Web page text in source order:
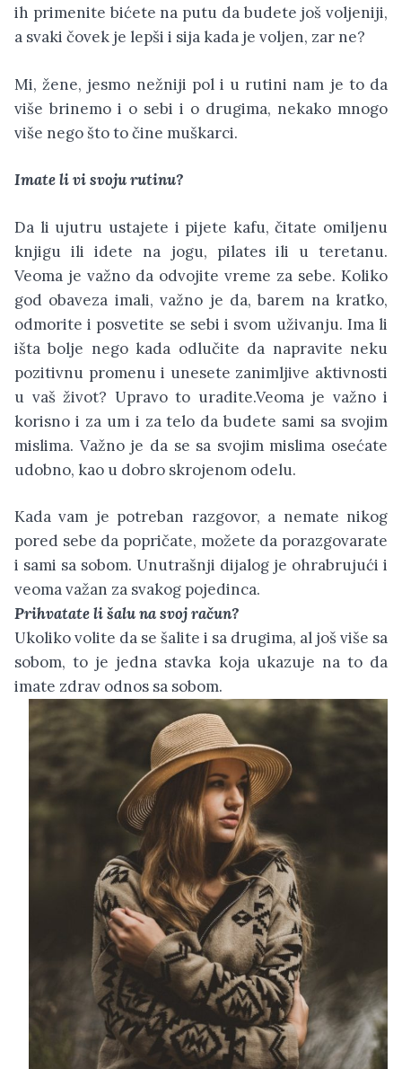
ih primenite bićete na putu da budete još voljeniji,
a svaki čovek je lepši i sija kada je voljen, zar ne?
Mi, žene, jesmo nežniji pol i u rutini nam je to da
više brinemo i o sebi i o drugima, nekako mnogo
više nego što to čine muškarci.
Imate li vi svoju rutinu?
Da li ujutru ustajete i pijete kafu, čitate omiljenu
knjigu ili idete na jogu, pilates ili u teretanu.
Veoma je važno da odvojite vreme za sebe. Koliko
god obaveza imali, važno je da, barem na kratko,
odmorite i posvetite se sebi i svom uživanju. Ima li
išta bolje nego kada odlučite da napravite neku
pozitivnu promenu i unesete zanimljive aktivnosti
u vaš život? Upravo to uradite.Veoma je važno i
korisno i za um i za telo da budete sami sa svojim
mislima. Važno je da se sa svojim mislima osećate
udobno, kao u dobro skrojenom odelu.
Kada vam je potreban razgovor, a nemate nikog
pored sebe da popričate, možete da porazgovarate
i sami sa sobom. Unutrašnji dijalog je ohrabrujući i
veoma važan za svakog pojedinca.
Prihvatate li šalu na svoj račun?
Ukoliko volite da se šalite i sa drugima, al još više sa
sobom, to je jedna stavka koja ukazuje na to da
imate zdrav odnos sa sobom.